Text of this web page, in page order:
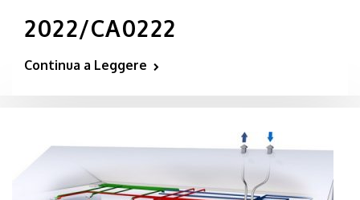
2022/CA0222
Continua a Leggere